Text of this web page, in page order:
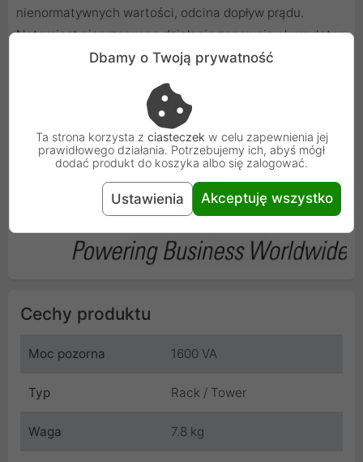
nienormatywnych wartości, odcina dopływ prądu.
Natomiast nieprzerwane działanie zapewnia akumulator.
Sprzęt funkcjonuje bardzo cicho i wyróżnia się
zabezpieczenie przeciwprzepięciowe. Użytkowników
zadowolą niskie koszty eksploatacji oraz wysoka
odporność na awarie.
Cechy produktu
Moc pozorna 1600 VA
Typ Rack / Tower
Waga 7.8 kg
Dbamy o Twoją prywatność
Ta strona korzysta z ciasteczek w celu zapewnienia jej
prawidłowego działania. Potrzebujemy ich, abyś mógł
dodać produkt do koszyka albo się zalogować.
Ustawienia Akceptuję wszystko